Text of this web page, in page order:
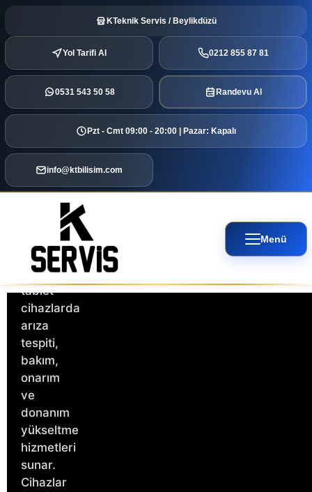
KTeknik Servis / Beylikdüzü
Yol Tarifi Al 0212 855 87 81
0531 543 50 58 Randevu Al
Pzt - Cmt 09:00 - 20:00 | Pazar: Kapalı
info@ktbilisim.com
Menü
Telefon
Servisi
Servis
ve
Hizmetleri,
Beylikdüzü
Paradise
AVM’de
bilgisayar,
telefon
ve
tablet
cihazlarda
arıza
tespiti,
bakım,
onarım
ve
donanım
yükseltme
hizmetleri
sunar.
Cihazlar